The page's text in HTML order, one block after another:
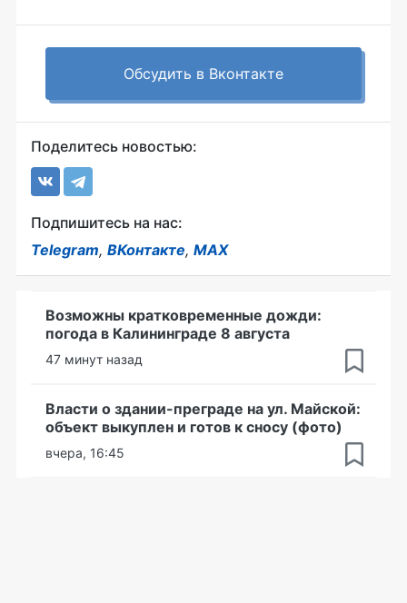
Обсудить в Вконтакте
Поделитесь новостью:
Подпишитесь на нас:
Telegram, ВКонтакте, MAX
Возможны кратковременные дожди:
погода в Калининграде 8 августа
47 минут назад
Власти о здании-преграде на ул. Майской:
объект выкуплен и готов к сносу (фото)
вчера, 16:45